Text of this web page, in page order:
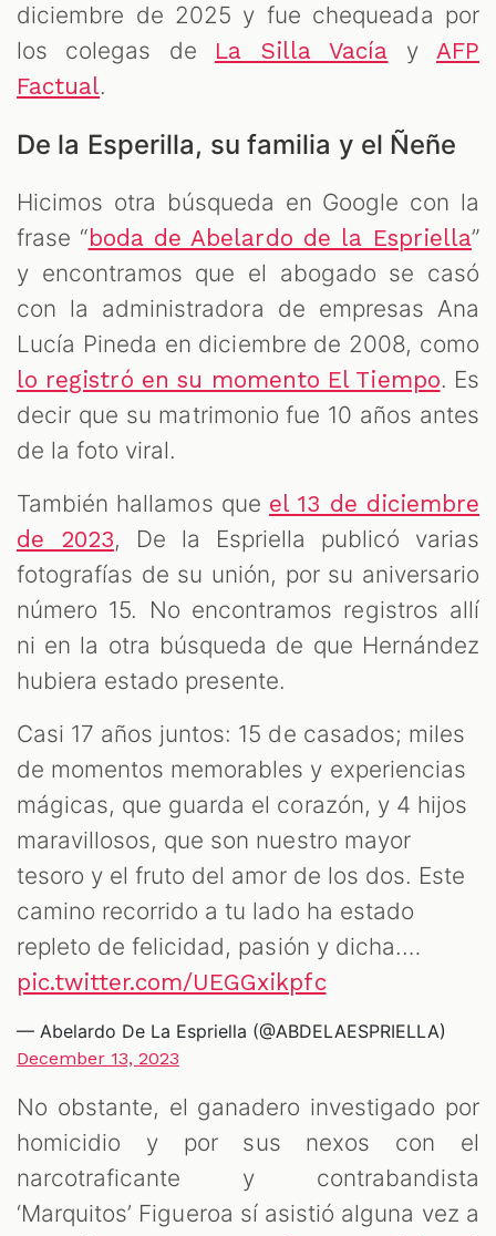
diciembre de 2025 y fue chequeada por
los colegas de
La Silla Vacía y AFP
Factual.
De la Esperilla, su familia y el Ñeñe
Hicimos otra búsqueda en Google con la
frase “boda de Abelardo de la Espriella”
y encontramos que el abogado se casó
con la administradora de empresas Ana
Lucía Pineda en diciembre de 2008, como
lo registró en su momento El Tiempo. Es
decir que su matrimonio fue 10 años antes
de la foto viral.
También hallamos que el 13 de diciembre
de 2023, De la Espriella publicó varias
fotografías de su unión, por su aniversario
número 15. No encontramos registros allí
ni en la otra búsqueda de que Hernández
hubiera estado presente.
Casi 17 años juntos: 15 de casados; miles
de momentos memorables y experiencias
mágicas, que guarda el corazón, y 4 hijos
maravillosos, que son nuestro mayor
tesoro y el fruto del amor de los dos. Este
camino recorrido a tu lado ha estado
repleto de felicidad, pasión y dicha.…
pic.twitter.com/UEGGxikpfc
— Abelardo De La Espriella (@ABDELAESPRIELLA)
December 13, 2023
No obstante, el ganadero investigado por
homicidio y por sus nexos con el
narcotraficante y contrabandista
‘Marquitos’ Figueroa sí asistió alguna vez a